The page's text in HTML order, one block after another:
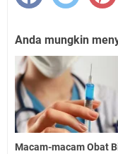
Anda mungkin
Macam-macam Obat